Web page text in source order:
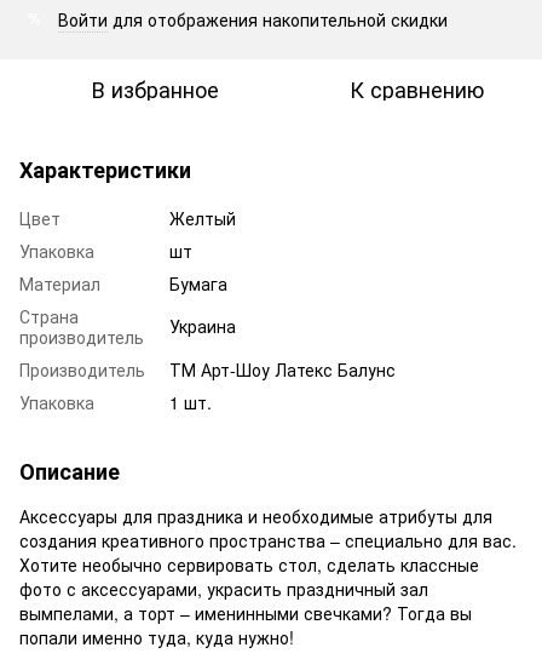
Войти для отображения накопительной скидки
В избранное К сравнению
Характеристики
Цвет
Желтый
Упаковка
шт
Материал
Бумага
Страна
производитель
Украина
Производитель
ТМ Арт-Шоу Латекс Балунс
Упаковка
1 шт.
Описание
Аксессуары для праздника и необходимые атрибуты для
создания креативного пространства – специально для вас.
Хотите необычно сервировать стол, сделать классные
фото с аксессуарами, украсить праздничный зал
вымпелами, а торт – именинными свечками? Тогда вы
попали именно туда, куда нужно!